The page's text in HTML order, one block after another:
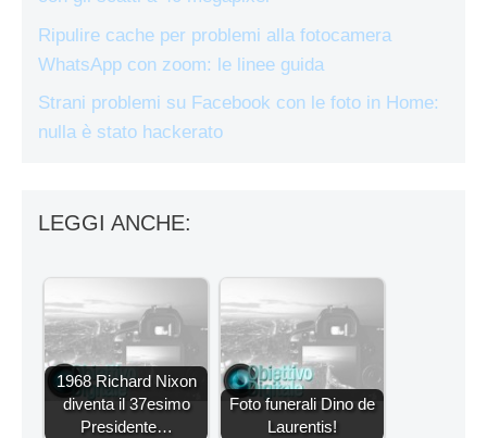
Ripulire cache per problemi alla fotocamera
WhatsApp con zoom: le linee guida
Strani problemi su Facebook con le foto in Home:
nulla è stato hackerato
LEGGI ANCHE:
1968 Richard Nixon
diventa il 37esimo
Presidente…
Foto funerali Dino de
Laurentis!